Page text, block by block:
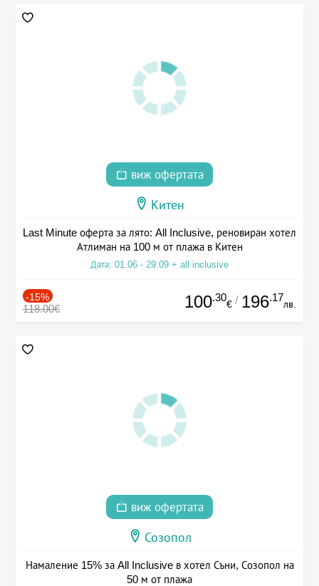
виж офертата
Китен
Last Minute оферта за лято: All Inclusive, реновиран хотел
Атлиман на 100 м от плажа в Китен
Дата: 01.06 - 29.09 + all inclusive
-15%
118.00€ 100.30
€ / 196.17
лв.
виж офертата
Созопол
Намаление 15% за All Inclusive в хотел Съни, Созопол на
50 м от плажа